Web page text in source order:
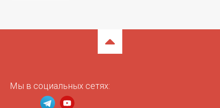
Мы в социальных сетях: